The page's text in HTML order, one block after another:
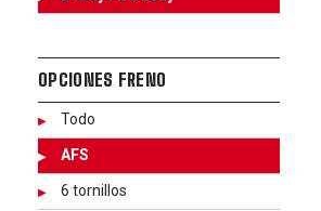
OPCIONES FRENO
Todo
AFS
6 tornillos